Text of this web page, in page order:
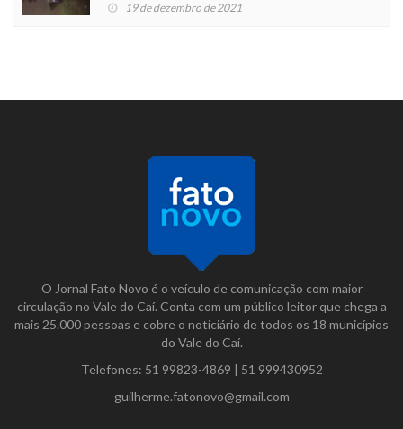
19 de dezembro de 2021
O Jornal Fato Novo é o veículo de comunicação com maior
circulação no Vale do Caí. Conta com um público leitor que chega a
mais 25.000 pessoas e cobre o noticiário de todos os 18 municípios
do Vale do Caí.
Telefones: 51 99823-4869 | 51 999430952
guilherme.fatonovo@gmail.com